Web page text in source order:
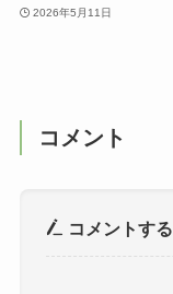
2026年5月11日
コメント
コメントする